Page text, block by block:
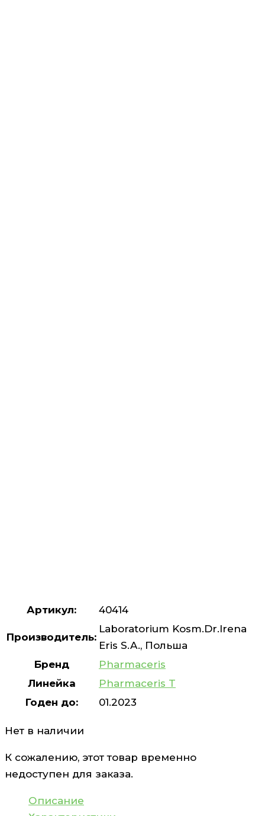
Артикул: 40414
Производитель:
Laboratorium Kosm.Dr.Irena
Eris S.A., Польша
Бренд
Pharmaceris
Линейка
Pharmaceris T
Годен до:
01.2023
Нет в наличии
К сожалению, этот товар временно
недоступен для заказа.
Описание